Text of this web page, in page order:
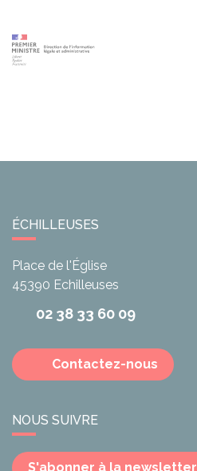
ÉCHILLEUSES
Place de l'Église
45390 Echilleuses
02 38 33 60 09
Contactez-nous
NOUS SUIVRE
S'abonner à la newsletter